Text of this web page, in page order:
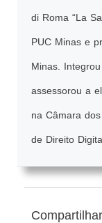
di Roma “La
PUC Minas e
Minas.
assessorou a
na Câmara
de Direito